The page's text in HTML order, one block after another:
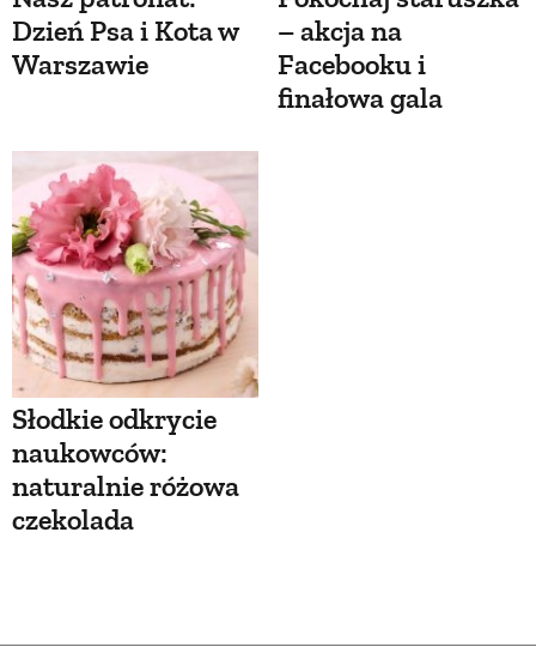
Dzień Psa i Kota w
Warszawie
– akcja na
Facebooku i
finałowa gala
Słodkie odkrycie
naukowców:
naturalnie różowa
czekolada